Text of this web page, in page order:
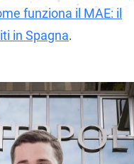
funziona il MAE: il
in Spagna.